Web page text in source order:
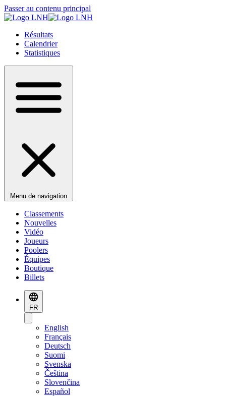
Passer au contenu principal
Résultats
Calendrier
Statistiques
Menu de navigation
Classements
Nouvelles
Vidéo
Joueurs
Poolers
Équipes
Boutique
Billets
FR
English
Français
Deutsch
Suomi
Svenska
Čeština
Slovenčina
Español